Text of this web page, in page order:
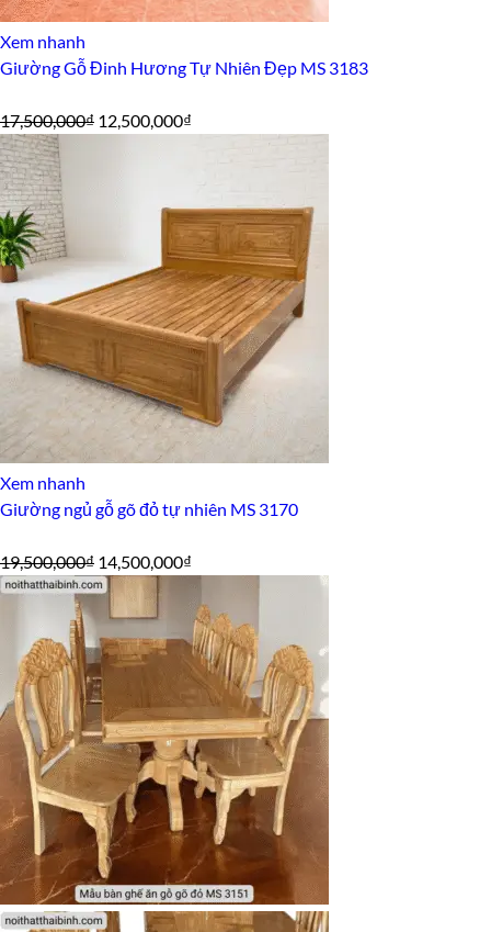
Xem nhanh
Giường Gỗ Đinh Hương Tự Nhiên Đẹp MS 3183
17,500,000₫ Giá
12,500,000₫
12,500,000₫.
Xem nhanh
Giường ngủ gỗ gõ đỏ tự nhiên MS 3170
19,500,000₫ Giá
gốc
là:
19,500,000₫.
14,500,000₫
tại
là:
14,500,000₫.